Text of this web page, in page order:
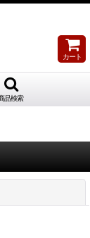
カート
品検索